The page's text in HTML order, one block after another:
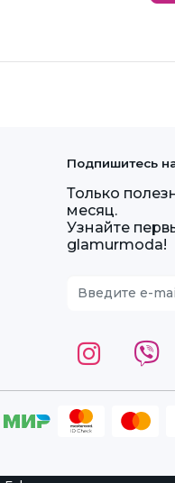
Подпишитесь
Только
месяц.
Узнайте
glamurmoda!